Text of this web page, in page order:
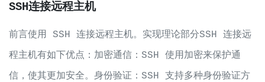
SSH连接远程主机
前言使用 SSH 连接远程主机。实现理论部分SSH 连接远
程主机有如下优点：加密通信：SSH 使用加密来保护通
信，使其更加安全。身份验证：SSH 支持多种身份验证方